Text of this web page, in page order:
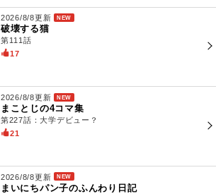
2026/8/8更新 NEW
破壊する猫
第111話
17
2026/8/8更新 NEW
まことじの4コマ集
第227話：大学デビュー？
21
2026/8/8更新 NEW
まいにちパン子のふんわり日記